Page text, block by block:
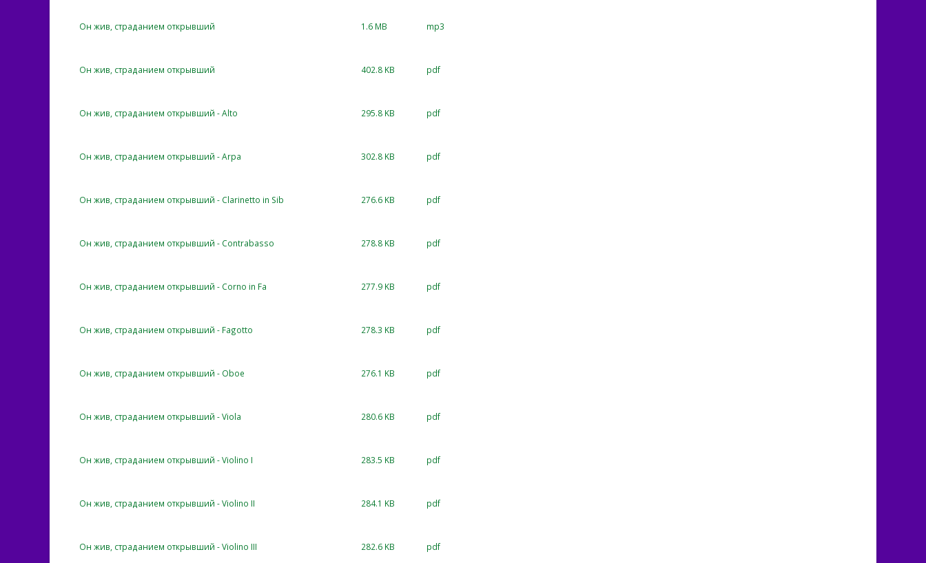
Он жив, страданием открывший 1.6 MB mp3
Он жив, страданием открывший 402.8 KB pdf
Он жив, страданием открывший - Alto 295.8 KB pdf
Он жив, страданием открывший - Arpa 302.8 KB pdf
Он жив, страданием открывший - Clarinetto in Sib 276.6 KB pdf
Он жив, страданием открывший - Contrabasso 278.8 KB pdf
Он жив, страданием открывший - Corno in Fa 277.9 KB pdf
Он жив, страданием открывший - Fagotto 278.3 KB pdf
Он жив, страданием открывший - Oboe 276.1 KB pdf
Он жив, страданием открывший - Viola 280.6 KB pdf
Он жив, страданием открывший - Violino I 283.5 KB pdf
Он жив, страданием открывший - Violino II 284.1 KB pdf
Он жив, страданием открывший - Violino III 282.6 KB pdf